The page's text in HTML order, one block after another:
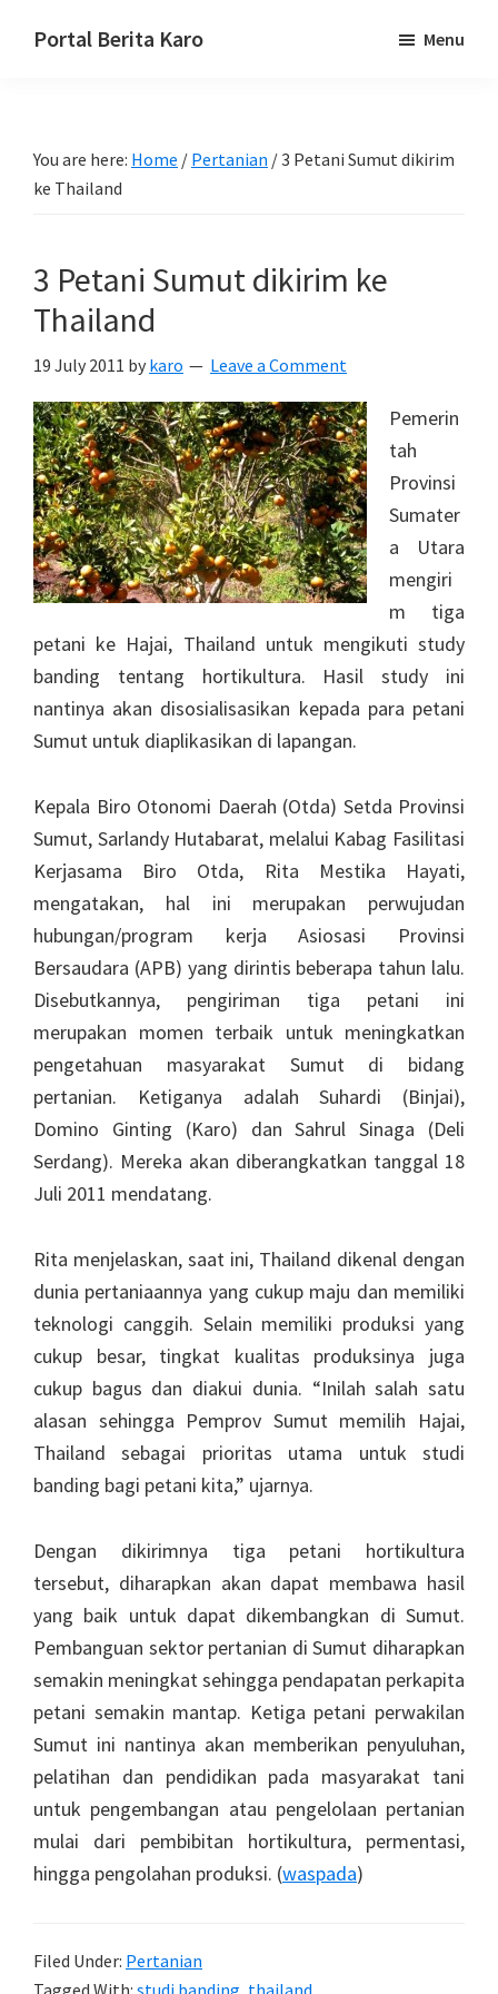
Portal Berita Karo
Karo,
sejarah
Menu
You are here: Home / Pertanian /3 Petani Sumut dikirim
ke Thailand
3 Petani Sumut dikirim ke
Thailand
19 July 2011 by karo Leave a Comment
Pemerin
tah
Provinsi
Sumater
a Utara
mengiri
m tiga
petani ke Hajai, Thailand untuk mengikuti study
banding tentang hortikultura. Hasil study ini
nantinya akan disosialisasikan kepada para petani
Sumut untuk diaplikasikan di lapangan.
Kepala Biro Otonomi Daerah (Otda) Setda Provinsi
Sumut, Sarlandy Hutabarat, melalui Kabag Fasilitasi
Kerjasama Biro Otda, Rita Mestika Hayati,
mengatakan, hal ini merupakan perwujudan
hubungan/program kerja Asiosasi Provinsi
Bersaudara (APB) yang dirintis beberapa tahun lalu.
Disebutkannya, pengiriman tiga petani ini
merupakan momen terbaik untuk meningkatkan
pengetahuan masyarakat Sumut di bidang
pertanian. Ketiganya adalah Suhardi (Binjai),
Domino Ginting (Karo) dan Sahrul Sinaga (Deli
Serdang). Mereka akan diberangkatkan tanggal 18
Juli 2011 mendatang.
Rita menjelaskan, saat ini, Thailand dikenal dengan
dunia pertaniaannya yang cukup maju dan memiliki
teknologi canggih. Selain memiliki produksi yang
cukup besar, tingkat kualitas produksinya juga
cukup bagus dan diakui dunia. “Inilah salah satu
alasan sehingga Pemprov Sumut memilih Hajai,
Thailand sebagai prioritas utama untuk studi
banding bagi petani kita,” ujarnya.
Dengan dikirimnya tiga petani hortikultura
tersebut, diharapkan akan dapat membawa hasil
yang baik untuk dapat dikembangkan di Sumut.
Pembanguan sektor pertanian di Sumut diharapkan
semakin meningkat sehingga pendapatan perkapita
petani semakin mantap. Ketiga petani perwakilan
Sumut ini nantinya akan memberikan penyuluhan,
pelatihan dan pendidikan pada masyarakat tani
untuk pengembangan atau pengelolaan pertanian
mulai dari pembibitan hortikultura, permentasi,
hingga pengolahan produksi. (waspada)
Filed Under: Pertanian
Tagged With: studi banding thailand